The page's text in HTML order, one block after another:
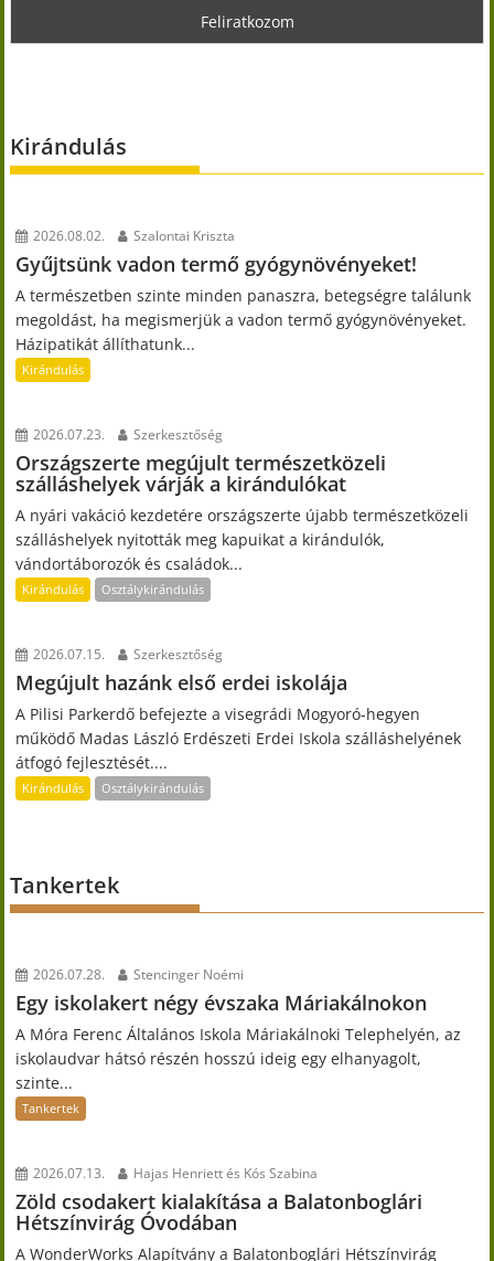
Kirándulás
2026.08.02. Szalontai Kriszta
Gyűjtsünk vadon termő gyógynövényeket!
A természetben szinte minden panaszra, betegségre találunk
megoldást, ha megismerjük a vadon termő gyógynövényeket.
Házipatikát állíthatunk...
Kirándulás
2026.07.23. Szerkesztőség
Országszerte megújult természetközeli
szálláshelyek várják a kirándulókat
A nyári vakáció kezdetére országszerte újabb természetközeli
szálláshelyek nyitották meg kapuikat a kirándulók,
vándortáborozók és családok...
Kirándulás Osztálykirándulás
2026.07.15. Szerkesztőség
Megújult hazánk első erdei iskolája
A Pilisi Parkerdő befejezte a visegrádi Mogyoró-hegyen
működő Madas László Erdészeti Erdei Iskola szálláshelyének
átfogó fejlesztését....
Kirándulás Osztálykirándulás
Tankertek
2026.07.28. Stencinger Noémi
Egy iskolakert négy évszaka Máriakálnokon
A Móra Ferenc Általános Iskola Máriakálnoki Telephelyén, az
iskolaudvar hátsó részén hosszú ideig egy elhanyagolt,
szinte...
Tankertek
2026.07.13. Hajas Henriett és Kós Szabina
Zöld csodakert kialakítása a Balatonboglári
Hétszínvirág Óvodában
A WonderWorks Alapítvány a Balatonboglári Hétszínvirág